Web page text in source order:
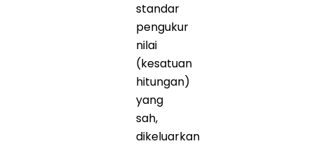
standar
pengukur
nilai
(kesatuan
hitungan)
yang
sah,
dikeluarkan